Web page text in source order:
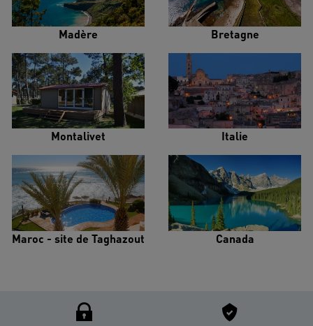
Madère Bretagne
Montalivet Italie
Maroc - site de Taghazout Canada